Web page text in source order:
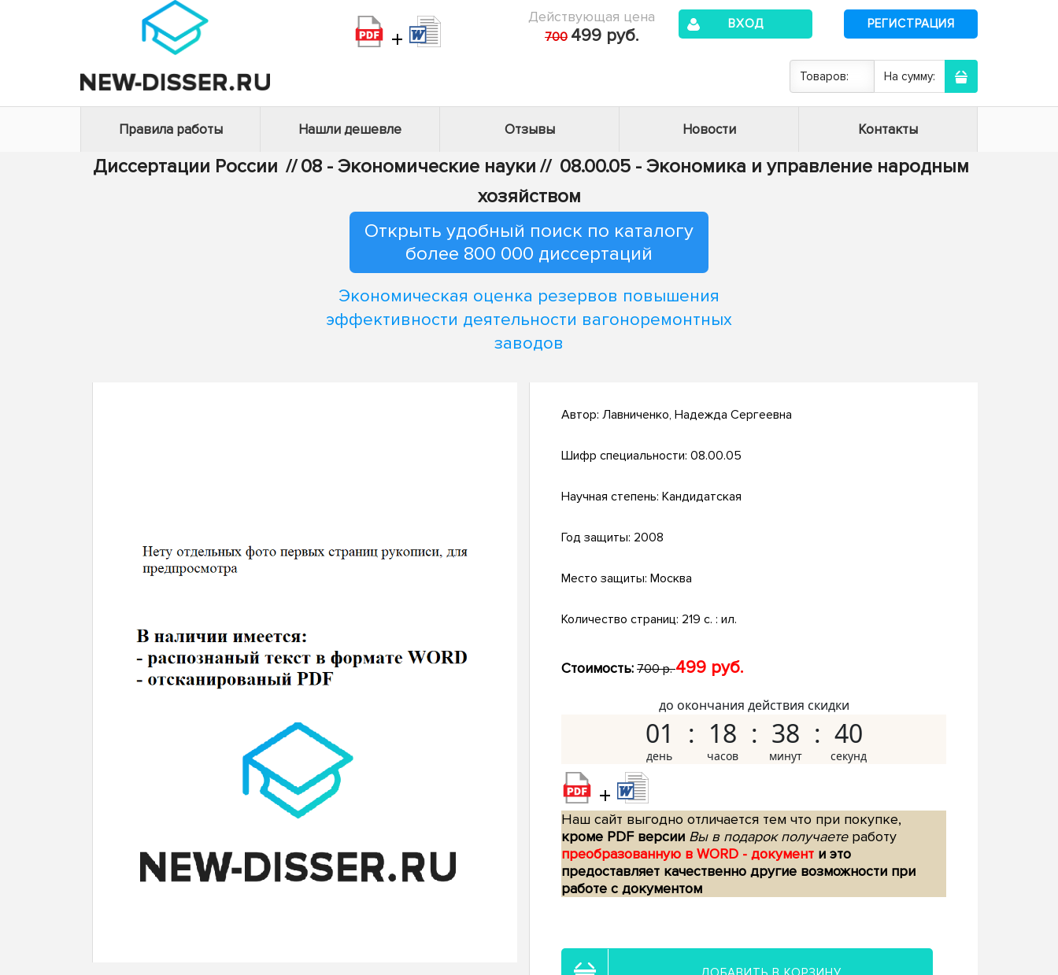
+
Действующая цена
700 499 руб.
ВХОД РЕГИСТРАЦИЯ
Товаров: На сумму:
Правила работы Нашли дешевле Отзывы Новости Контакты
Диссертации России // 08 - Экономические науки // 08.00.05 - Экономика и управление народным
хозяйством
Открыть удобный поиск по каталогу
более 800 000 диссертаций
Экономическая оценка резервов повышения
эффективности деятельности вагоноремонтных
заводов
Автор: Лавниченко, Надежда Сергеевна
Шифр специальности: 08.00.05
Научная степень: Кандидатская
Год защиты: 2008
Место защиты: Москва
Количество страниц: 219 с. : ил.
Стоимость: 700 р.499 руб.
до окончания действия скидки
01 18 38 39
+
Наш сайт выгодно отличается тем что при покупке,
кроме PDF версии Вы в подарок получаетеработу
преобразованную в WORD - документ и это
предоставляет качественно другие возможности при
работе с документом